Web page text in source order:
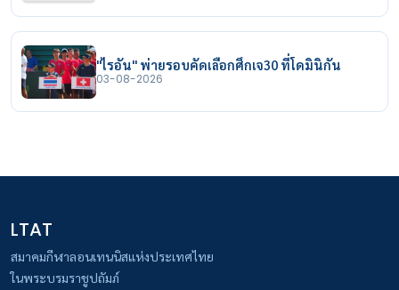
"ไรอัน" พ่ายรอบคัดเลือกศึกเจ30 ที่โดมินิกัน
03-08-2026
LTAT
สมาคมกีฬาลอนเทนนิสแห่งประเทศไทย
ในพระบรมราชูปถัมภ์